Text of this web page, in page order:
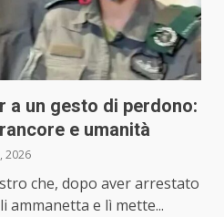
a un gesto di perdono:
e umanità
2026
che, dopo aver arrestato
ammanetta e lì mette...